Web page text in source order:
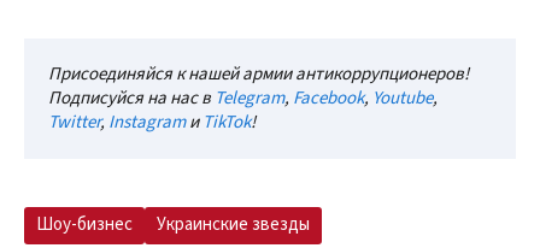
Присоединяйся к нашей армии антикоррупционеров!
Подписуйся на нас в Telegram, Facebook, Youtube,
Twitter, InstagramиTikTok!
Шоу-бизнес Украинские звезды